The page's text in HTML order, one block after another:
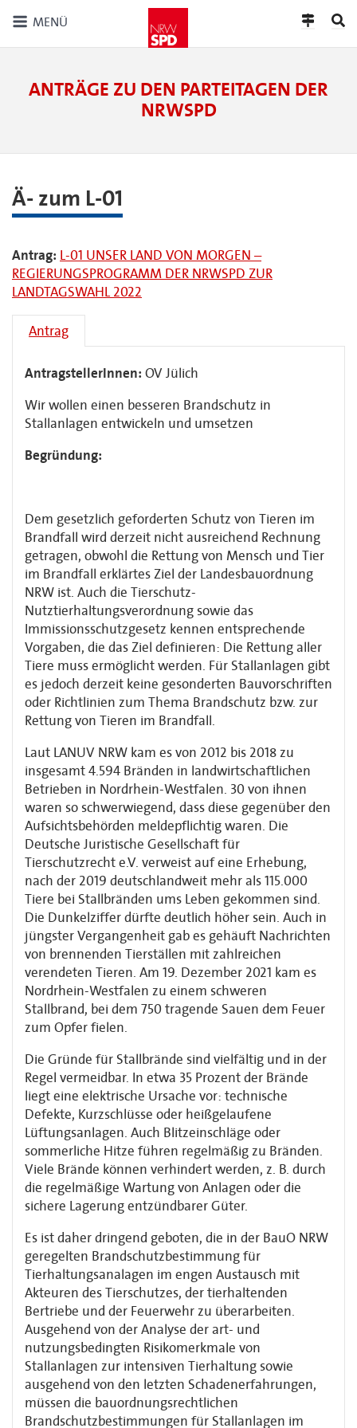
MENÜ
ANTRÄGE ZU DEN PARTEITAGEN DER
NRWSPD
Ä- zum L-01
Antrag: L-01 UNSER LAND VON MORGEN –
REGIERUNGSPROGRAMM DER NRWSPD ZUR
LANDTAGSWAHL 2022
Antrag
AntragstellerInnen: OV Jülich
Wir wollen einen besseren Brandschutz in
Stallanlagen entwickeln und umsetzen
Begründung:
Dem gesetzlich geforderten Schutz von Tieren im
Brandfall wird derzeit nicht ausreichend Rechnung
getragen, obwohl die Rettung von Mensch und Tier
im Brandfall erklärtes Ziel der Landesbauordnung
NRW ist. Auch die Tierschutz-
Nutztierhaltungsverordnung sowie das
Immissionsschutzgesetz kennen entsprechende
Vorgaben, die das Ziel definieren: Die Rettung aller
Tiere muss ermöglicht werden. Für Stallanlagen gibt
es jedoch derzeit keine gesonderten Bauvorschriften
oder Richtlinien zum Thema Brandschutz bzw. zur
Rettung von Tieren im Brandfall.
Laut LANUV NRW kam es von 2012 bis 2018 zu
insgesamt 4.594 Bränden in landwirtschaftlichen
Betrieben in Nordrhein-Westfalen. 30 von ihnen
waren so schwerwiegend, dass diese gegenüber den
Aufsichtsbehörden meldepflichtig waren. Die
Deutsche Juristische Gesellschaft für
Tierschutzrecht e.V. verweist auf eine Erhebung,
nach der 2019 deutschlandweit mehr als 115.000
Tiere bei Stallbränden ums Leben gekommen sind.
Die Dunkelziffer dürfte deutlich höher sein. Auch in
jüngster Vergangenheit gab es gehäuft Nachrichten
von brennenden Tierställen mit zahlreichen
verendeten Tieren. Am 19. Dezember 2021 kam es
Nordrhein-Westfalen zu einem schweren
Stallbrand, bei dem 750 tragende Sauen dem Feuer
zum Opfer fielen.
Die Gründe für Stallbrände sind vielfältig und in der
Regel vermeidbar. In etwa 35 Prozent der Brände
liegt eine elektrische Ursache vor: technische
Defekte, Kurzschlüsse oder heißgelaufene
Lüftungsanlagen. Auch Blitzeinschläge oder
sommerliche Hitze führen regelmäßig zu Bränden.
Viele Brände können verhindert werden, z. B. durch
die regelmäßige Wartung von Anlagen oder die
sichere Lagerung entzündbarer Güter.
Es ist daher dringend geboten, die in der BauO NRW
geregelten Brandschutzbestimmung für
Tierhaltungsanalagen im engen Austausch mit
Akteuren des Tierschutzes, der tierhaltenden
Bertriebe und der Feuerwehr zu überarbeiten.
Ausgehend von der Analyse der art- und
nutzungsbedingten Risikomerkmale von
Stallanlagen zur intensiven Tierhaltung sowie
ausgehend von den letzten Schadenerfahrungen,
müssen die bauordnungsrechtlichen
Brandschutzbestimmungen für Stallanlagen im